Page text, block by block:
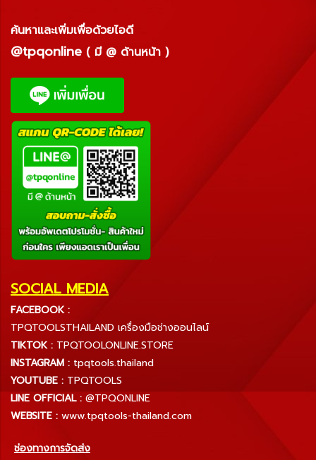
ค้นหาและเพิ่มเพื่อด้วยไอดี
@tpqonline ( มี @ ด้านหน้า )
SOCIAL MEDIA
FACEBOOK :
TPQTOOLSTHAILAND เครื่องมือช่างออนไลน์
TIKTOK : TPQTOOLONLINE.STORE
INSTAGRAM : tpqtools.thailand
YOUTUBE : TPQTOOLS
LINE OFFICIAL : @TPQONLINE
WEBSITE : www.tpqtools-thailand.com
ช่องทางการจัดส่ง